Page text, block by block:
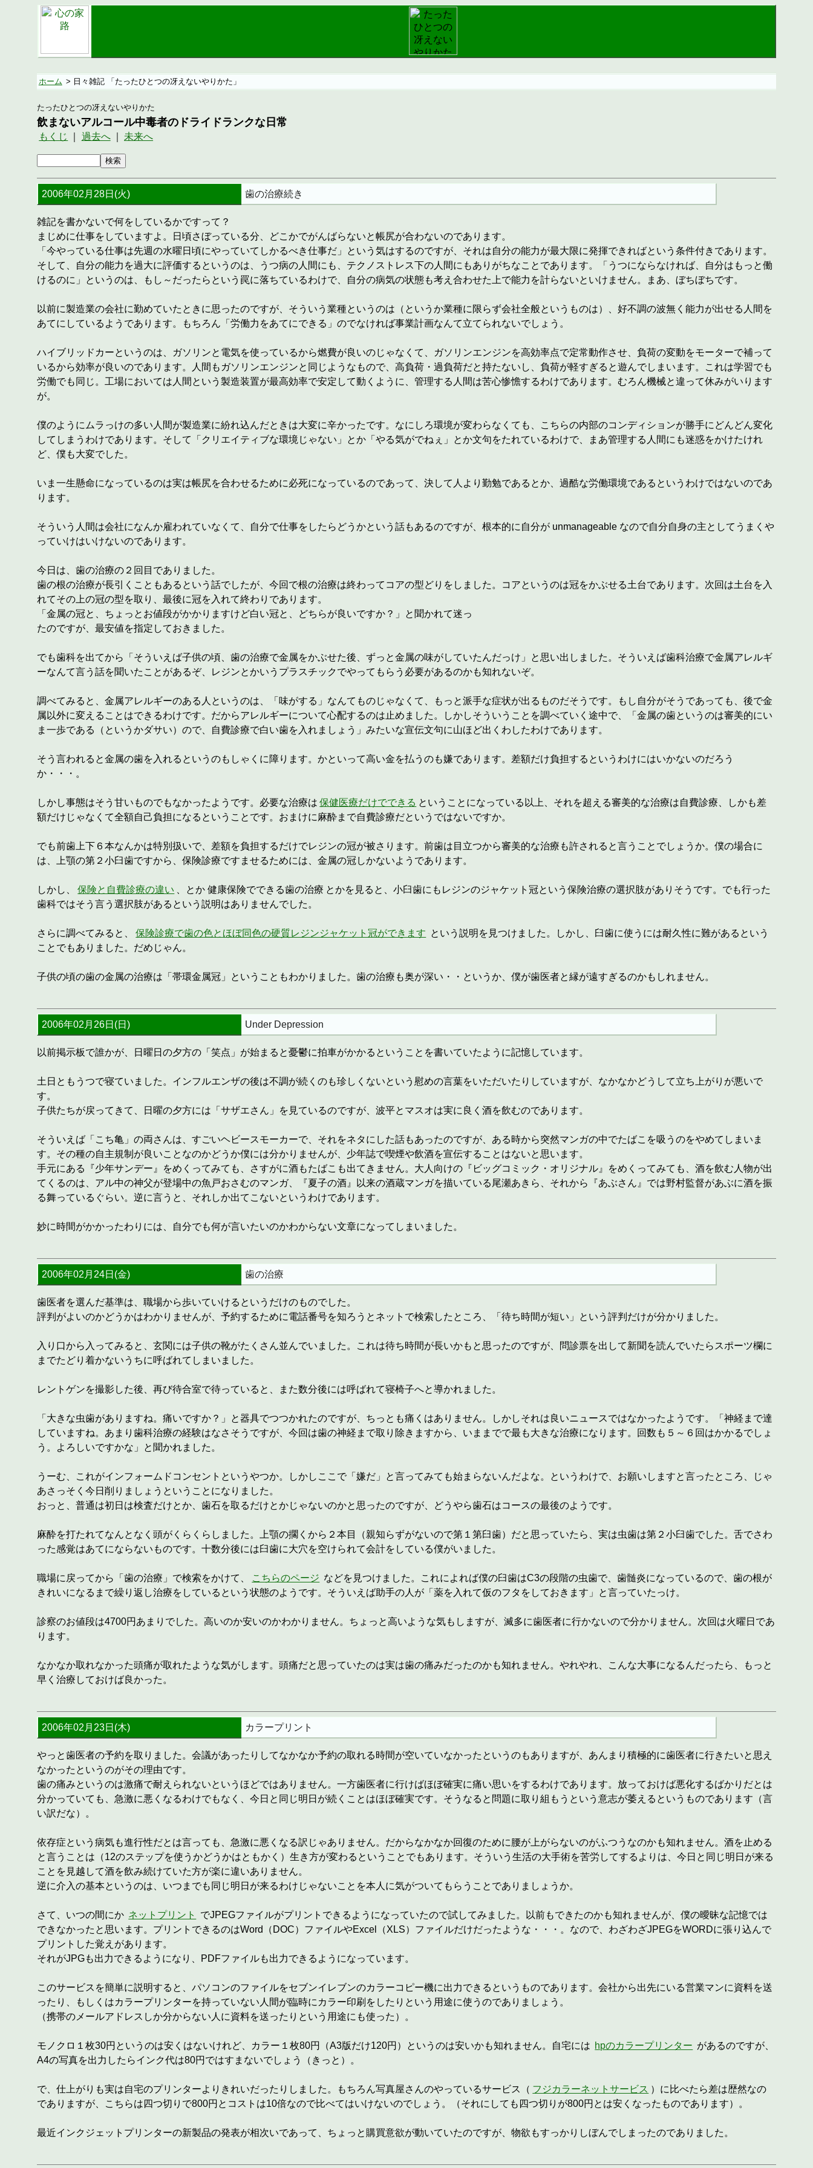
ホーム > 日々雑記 「たったひとつの冴えないやりかた」
たったひとつの冴えないやりかた
飲まないアルコール中毒者のドライドランクな日常
もくじ 過去へ 未来へ
2006年02月28日(火) 歯の治療続き
雑記を書かないで何をしているかですって？
まじめに仕事をしていますよ。日頃さぼっている分、どこかでがんばらないと帳尻が合わないのであります。
「今やっている仕事は先週の水曜日頃にやっていてしかるべき仕事だ」という気はするのですが、それは自分の能力が最大限に発揮できればという条件付きであります。
そして、自分の能力を過大に評価するというのは、うつ病の人間にも、テクノストレス下の人間にもありがちなことであります。「うつにならなければ、自分はもっと働
けるのに」というのは、もし～だったらという罠に落ちているわけで、自分の病気の状態も考え合わせた上で能力を計らないといけません。まあ、ぼちぼちです。
以前に製造業の会社に勤めていたときに思ったのですが、そういう業種というのは（というか業種に限らず会社全般というものは）、好不調の波無く能力が出せる人間を
あてにしているようであります。もちろん「労働力をあてにできる」のでなければ事業計画なんて立てられないでしょう。
ハイブリッドカーというのは、ガソリンと電気を使っているから燃費が良いのじゃなくて、ガソリンエンジンを高効率点で定常動作させ、負荷の変動をモーターで補って
いるから効率が良いのであります。人間もガソリンエンジンと同じようなもので、高負荷・過負荷だと持たないし、負荷が軽すぎると遊んでしまいます。これは学習でも
労働でも同じ。工場においては人間という製造装置が最高効率で安定して動くように、管理する人間は苦心惨憺するわけであります。むろん機械と違って休みがいります
が。
僕のようにムラっけの多い人間が製造業に紛れ込んだときは大変に辛かったです。なにしろ環境が変わらなくても、こちらの内部のコンディションが勝手にどんどん変化
してしまうわけであります。そして「クリエイティブな環境じゃない」とか「やる気がでねぇ」とか文句をたれているわけで、まあ管理する人間にも迷惑をかけたけれ
ど、僕も大変でした。
いま一生懸命になっているのは実は帳尻を合わせるために必死になっているのであって、決して人より勤勉であるとか、過酷な労働環境であるというわけではないのであ
ります。
そういう人間は会社になんか雇われていなくて、自分で仕事をしたらどうかという話もあるのですが、根本的に自分が unmanageable なので自分自身の主としてうまくや
っていけはいけないのであります。
今日は、歯の治療の２回目でありました。
歯の根の治療が長引くこともあるという話でしたが、今回で根の治療は終わってコアの型どりをしました。コアというのは冠をかぶせる土台であります。次回は土台を入
れてその上の冠の型を取り、最後に冠を入れて終わりであります。
「金属の冠と、ちょっとお値段がかかりますけど白い冠と、どちらが良いですか？」と聞かれて迷っ
たのですが、最安値を指定しておきました。
でも歯科を出てから「そういえば子供の頃、歯の治療で金属をかぶせた後、ずっと金属の味がしていたんだっけ」と思い出しました。そういえば歯科治療で金属アレルギ
ーなんて言う話を聞いたことがあるぞ、レジンとかいうプラスチックでやってもらう必要があるのかも知れないぞ。
調べてみると、金属アレルギーのある人というのは、「味がする」なんてものじゃなくて、もっと派手な症状が出るものだそうです。もし自分がそうであっても、後で金
属以外に変えることはできるわけです。だからアレルギーについて心配するのは止めました。しかしそういうことを調べていく途中で、「金属の歯というのは審美的にい
ま一歩である（というかダサい）ので、自費診療で白い歯を入れましょう」みたいな宣伝文句に山ほど出くわしたわけであります。
そう言われると金属の歯を入れるというのもしゃくに障ります。かといって高い金を払うのも嫌であります。差額だけ負担するというわけにはいかないのだろう
か・・・。
しかし事態はそう甘いものでもなかったようです。必要な治療は 保健医療だけでできる ということになっている以上、それを超える審美的な治療は自費診療、しかも差
額だけじゃなくて全額自己負担になるということです。おまけに麻酔まで自費診療だというではないですか。
でも前歯上下６本なんかは特別扱いで、差額を負担するだけでレジンの冠が被さります。前歯は目立つから審美的な治療も許されると言うことでしょうか。僕の場合に
は、上顎の第２小臼歯ですから、保険診療ですませるためには、金属の冠しかないようであります。
しかし、 保険と自費診療の違い 、とか 健康保険でできる歯の治療 とかを見ると、小臼歯にもレジンのジャケット冠という保険治療の選択肢がありそうです。でも行った
歯科ではそう言う選択肢があるという説明はありませんでした。
さらに調べてみると、 保険診療で歯の色とほぼ同色の硬質レジンジャケット冠ができます という説明を見つけました。しかし、臼歯に使うには耐久性に難があるという
ことでもありました。だめじゃん。
子供の頃の歯の金属の治療は「帯環金属冠」ということもわかりました。歯の治療も奥が深い・・というか、僕が歯医者と縁が遠すぎるのかもしれません。
2006年02月26日(日) Under Depression
以前掲示板で誰かが、日曜日の夕方の「笑点」が始まると憂鬱に拍車がかかるということを書いていたように記憶しています。
土日ともうつで寝ていました。インフルエンザの後は不調が続くのも珍しくないという慰めの言葉をいただいたりしていますが、なかなかどうして立ち上がりが悪いで
す。
子供たちが戻ってきて、日曜の夕方には「サザエさん」を見ているのですが、波平とマスオは実に良く酒を飲むのであります。
そういえば「こち亀」の両さんは、すごいヘビースモーカーで、それをネタにした話もあったのですが、ある時から突然マンガの中でたばこを吸うのをやめてしまいま
す。その種の自主規制が良いことなのかどうか僕には分かりませんが、少年誌で喫煙や飲酒を宣伝することはないと思います。
手元にある『少年サンデー』をめくってみても、さすがに酒もたばこも出てきません。大人向けの『ビッグコミック・オリジナル』をめくってみても、酒を飲む人物が出
てくるのは、アル中の神父が登場中の魚戸おさむのマンガ、『夏子の酒』以来の酒蔵マンガを描いている尾瀬あきら、それから『あぶさん』では野村監督があぶに酒を振
る舞っているぐらい。逆に言うと、それしか出てこないというわけであります。
妙に時間がかかったわりには、自分でも何が言いたいのかわからない文章になってしまいました。
2006年02月24日(金) 歯の治療
歯医者を選んだ基準は、職場から歩いていけるというだけのものでした。
評判がよいのかどうかはわかりませんが、予約するために電話番号を知ろうとネットで検索したところ、「待ち時間が短い」という評判だけが分かりました。
入り口から入ってみると、玄関には子供の靴がたくさん並んでいました。これは待ち時間が長いかもと思ったのですが、問診票を出して新聞を読んでいたらスポーツ欄に
までたどり着かないうちに呼ばれてしまいました。
レントゲンを撮影した後、再び待合室で待っていると、また数分後には呼ばれて寝椅子へと導かれました。
「大きな虫歯がありますね。痛いですか？」と器具でつつかれたのですが、ちっとも痛くはありません。しかしそれは良いニュースではなかったようです。「神経まで達
していますね。あまり歯科治療の経験はなさそうですが、今回は歯の神経まで取り除きますから、いままでで最も大きな治療になります。回数も５～６回はかかるでしょ
う。よろしいですかな」と聞かれました。
うーむ、これがインフォームドコンセントというやつか。しかしここで「嫌だ」と言ってみても始まらないんだよな。というわけで、お願いしますと言ったところ、じゃ
あさっそく今日削りましょうということになりました。
おっと、普通は初日は検査だけとか、歯石を取るだけとかじゃないのかと思ったのですが、どうやら歯石はコースの最後のようです。
麻酔を打たれてなんとなく頭がくらくらしました。上顎の擱くから２本目（親知らずがないので第１第臼歯）だと思っていたら、実は虫歯は第２小臼歯でした。舌でさわ
った感覚はあてにならないものです。十数分後には臼歯に大穴を空けられて会計をしている僕がいました。
職場に戻ってから「歯の治療」で検索をかけて、 こちらのページ などを見つけました。これによれば僕の臼歯はC3の段階の虫歯で、歯髄炎になっているので、歯の根が
きれいになるまで繰り返し治療をしているという状態のようです。そういえば助手の人が「薬を入れて仮のフタをしておきます」と言っていたっけ。
診察のお値段は4700円あまりでした。高いのか安いのかわかりません。ちょっと高いような気もしますが、滅多に歯医者に行かないので分かりません。次回は火曜日であ
ります。
なかなか取れなかった頭痛が取れたような気がします。頭痛だと思っていたのは実は歯の痛みだったのかも知れません。やれやれ、こんな大事になるんだったら、もっと
早く治療しておけば良かった。
2006年02月23日(木) カラープリント
やっと歯医者の予約を取りました。会議があったりしてなかなか予約の取れる時間が空いていなかったというのもありますが、あんまり積極的に歯医者に行きたいと思え
なかったというのがその理由です。
歯の痛みというのは激痛で耐えられないというほどではありません。一方歯医者に行けばほぼ確実に痛い思いをするわけであります。放っておけば悪化するばかりだとは
分かっていても、急激に悪くなるわけでもなく、今日と同じ明日が続くことはほぼ確実です。そうなると問題に取り組もうという意志が萎えるというものであります（言
い訳だな）。
依存症という病気も進行性だとは言っても、急激に悪くなる訳じゃありません。だからなかなか回復のために腰が上がらないのがふつうなのかも知れません。酒を止める
と言うことは（12のステップを使うかどうかはともかく）生き方が変わるということでもあります。そういう生活の大手術を苦労してするよりは、今日と同じ明日が来る
ことを見越して酒を飲み続けていた方が楽に違いありません。
逆に介入の基本というのは、いつまでも同じ明日が来るわけじゃないことを本人に気がついてもらうことでありましょうか。
さて、いつの間にか ネットプリント
でJPEGファイルがプリントできるようになっていたので試してみました。以前もできたのかも知れませんが、僕の曖昧な記憶では
できなかったと思います。プリントできるのはWord（DOC）ファイルやExcel（XLS）ファイルだけだったような・・・。なので、わざわざJPEGをWORDに張り込んで
プリントした覚えがあります。
それがJPGも出力できるようになり、PDFファイルも出力できるようになっています。
このサービスを簡単に説明すると、パソコンのファイルをセブンイレブンのカラーコピー機に出力できるというものであります。会社から出先にいる営業マンに資料を送
ったり、もしくはカラープリンターを持っていない人間が臨時にカラー印刷をしたりという用途に使うのでありましょう。
（携帯のメールアドレスしか分からない人に資料を送ったりという用途にも使った）。
モノクロ１枚30円というのは安くはないけれど、カラー１枚80円（A3版だけ120円）というのは安いかも知れません。自宅には hpのカラープリンター があるのですが、
A4の写真を出力したらインク代は80円ではすまないでしょう（きっと）。
で、仕上がりも実は自宅のプリンターよりきれいだったりしました。もちろん写真屋さんのやっているサービス（ フジカラーネットサービス ）に比べたら差は歴然なの
でありますが、こちらは四つ切りで800円とコストは10倍なので比べてはいけないのでしょう。（それにしても四つ切りが800円とは安くなったものであります）。
最近インクジェットプリンターの新製品の発表が相次いであって、ちょっと購買意欲が動いていたのですが、物欲もすっかりしぼんでしまったのでありました。